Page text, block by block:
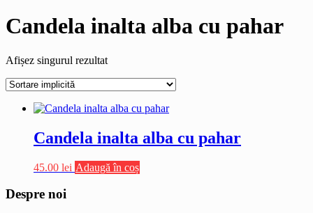
Candela inalta alba cu pahar
Afișez singurul rezultat
Candela inalta alba cu pahar
45.00 lei Adaugă în coș
Despre noi